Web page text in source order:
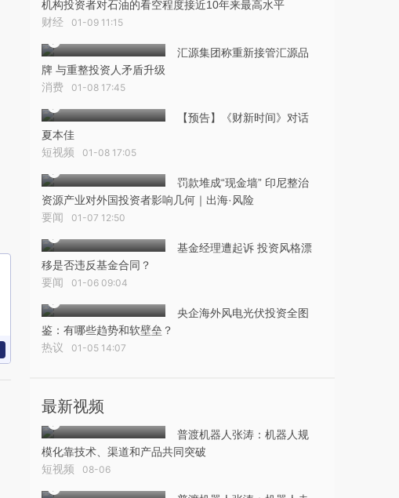
机构投资者对石油的看空程度接近10年来最高水平
财经 01-09 11:15
汇源集团称重新接管汇源品
牌 与重整投资人矛盾升级
消费 01-08 17:45
【预告】《财新时间》对话
夏本佳
短视频 01-08 17:05
罚款堆成“现金墙” 印尼整治
资源产业对外国投资者影响几何｜出海·风险
要闻 01-07 12:50
基金经理遭起诉 投资风格漂
移是否违反基金合同？
要闻 01-06 09:04
央企海外风电光伏投资全图
鉴：有哪些趋势和软壁垒？
热议 01-05 14:07
最新视频
普渡机器人张涛：机器人规
模化靠技术、渠道和产品共同突破
短视频 08-06